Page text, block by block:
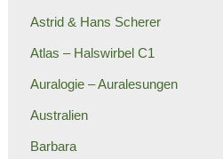
Astrid & Hans Scherer
Atlas – Halswirbel C1
Auralogie – Auralesungen
Australien
Barbara